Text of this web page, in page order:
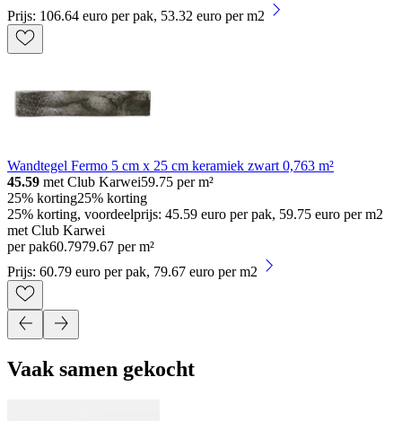
Prijs: 106.64 euro per pak, 53.32 euro per m2
Wandtegel Fermo 5 cm x 25 cm keramiek zwart 0,763 m²
45.59 met Club Karwei59.75 per m²
25% korting25% korting
25% korting, voordeelprijs: 45.59 euro per pak, 59.75 euro per m2
met Club Karwei
per pak60.7979.67 per m²
Prijs: 60.79 euro per pak, 79.67 euro per m2
Vaak samen gekocht